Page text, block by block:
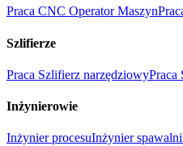
Praca CNC Operator Maszyn
Szlifierze
Praca Szlifierz narzędziowyPraca
Inżynierowie
Inżynier procesuInżynier